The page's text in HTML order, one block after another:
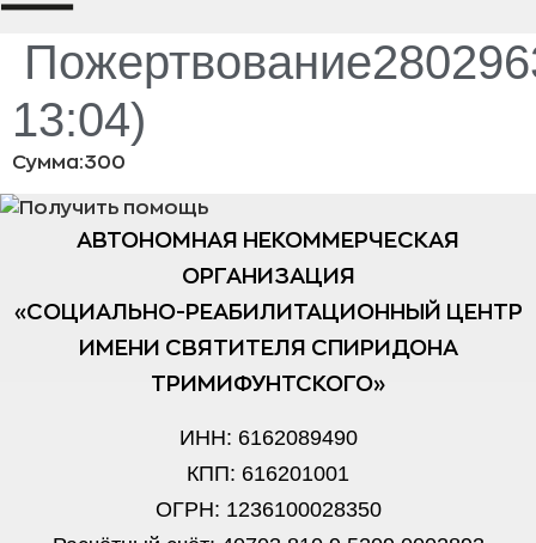
13:04)
Сумма:300
АВТОНОМНАЯ НЕКОММЕРЧЕСКАЯ
ОРГАНИЗАЦИЯ
«СОЦИАЛЬНО-РЕАБИЛИТАЦИОННЫЙ ЦЕНТР
ИМЕНИ СВЯТИТЕЛЯ СПИРИДОНА
ТРИМИФУНТСКОГО»
ИНН: 6162089490
КПП: 616201001
ОГРН: 1236100028350